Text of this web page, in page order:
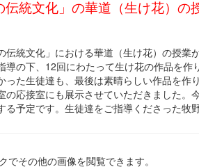
伝統文化」の華道（生け花）の
伝統文化」における華道（生け花）の授
導の下、12回にわたって生け花の作品を
った生徒達も、最後は素晴らしい作品を
の応接室にも展示させていただきました
予定です。生徒達をご指導くださった牧
その他の画像を閲覧できます。